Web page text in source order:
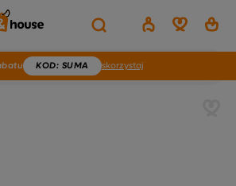
KOD: SUMA skorzystaj